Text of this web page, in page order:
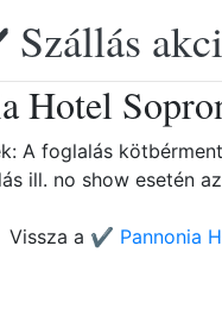
Hotel
A foglalás
ill. no show esetén
Vissza a ✔️ Pannonia